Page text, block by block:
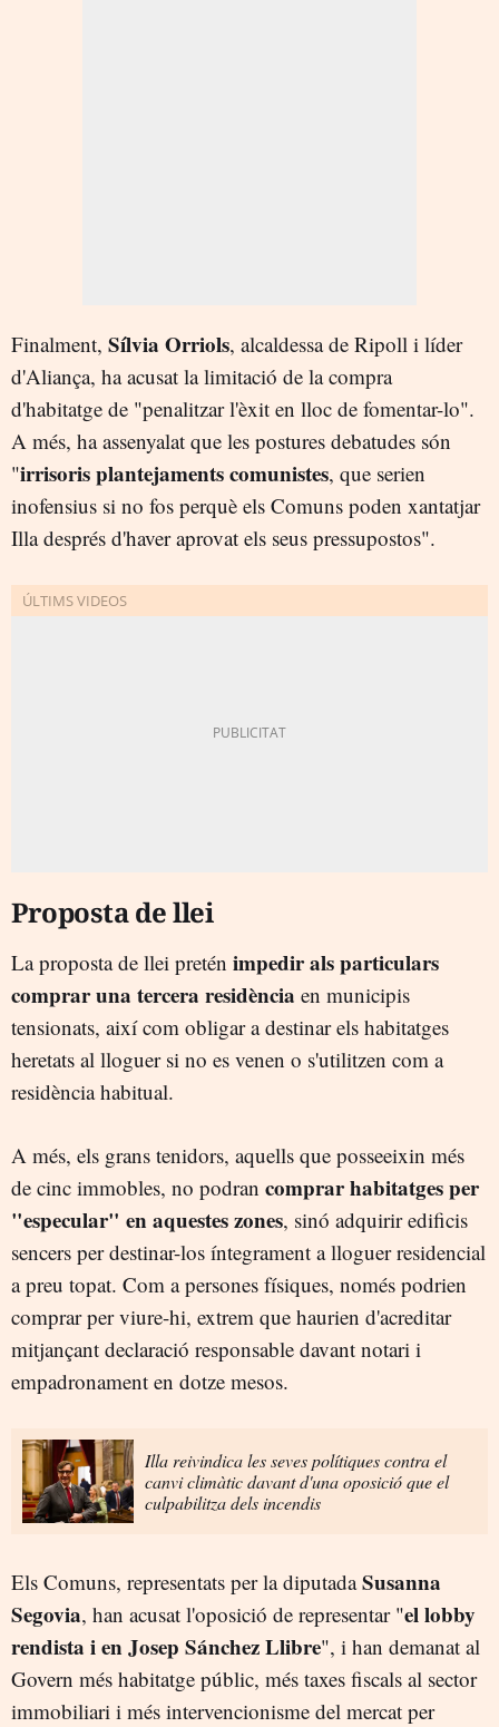
Finalment, Sílvia Orriols, alcaldessa de Ripoll i líder
d'Aliança, ha acusat la limitació de la compra
d'habitatge de "penalitzar l'èxit en lloc de fomentar-lo".
A més, ha assenyalat que les postures debatudes són
"irrisorisplantejaments comunistes, que serien
inofensius si no fos perquè els Comuns poden xantatjar
Illa després d'haver aprovat els seus pressupostos".
Proposta de llei
La proposta de llei pretén impedir als particulars
comprar una tercera residència en municipis
tensionats, així com obligar a destinar els habitatges
heretats al lloguer si no es venen o s'utilitzen com a
residència habitual.
A més, els grans tenidors, aquells que posseeixin més
de cinc immobles, no podran comprar habitatges per
"especular" en aquestes zones, sinó adquirir edificis
sencers per destinar-los íntegrament a lloguer residencial
a preu topat. Com a persones físiques, només podrien
comprar per viure-hi, extrem que haurien d'acreditar
mitjançant declaració responsable davant notari i
empadronament en dotze mesos.
Illa reivindica les seves polítiques contra el
canvi climàtic davant d'una oposició que el
culpabilitza dels incendis
Els Comuns, representats per la diputadaSusanna
Segovia, han acusat l'oposició de representar "el lobby
rendista i en Josep Sánchez Llibre", i han demanat al
Govern més habitatge públic, més taxes fiscals al sector
immobiliari i més intervencionisme del mercat per